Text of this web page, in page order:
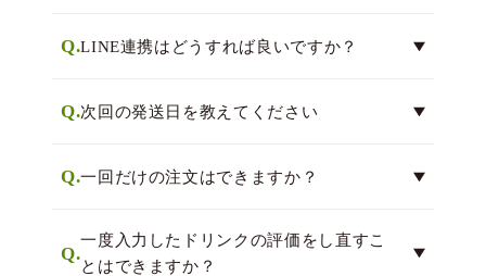
Q.LINE連携はどうすれば良いですか？
Q.次回の発送日を教えてください
Q.一回だけの注文はできますか？
Q.
一度入力したドリンクの評価をし直すこ
とはできますか？